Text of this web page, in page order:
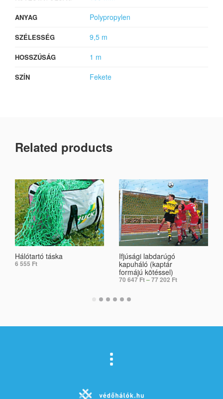
ANYAG Polypropylen
SZÉLESSÉG 9,5 m
HOSSZÚSÁG 1 m
SZÍN Fekete
Related products
Hálótartó táska
6 555 Ft
Ifjúsági labdarúgó
kapuháló (kaptár
formájú kötéssel)
70 647 Ft–77 202 Ft
SELECT OPTIONS